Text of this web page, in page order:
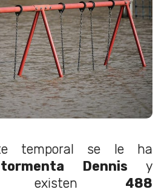
temporal se le ha
Dennis y
existen 488